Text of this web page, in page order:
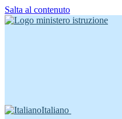
Salta al contenuto
Italiano